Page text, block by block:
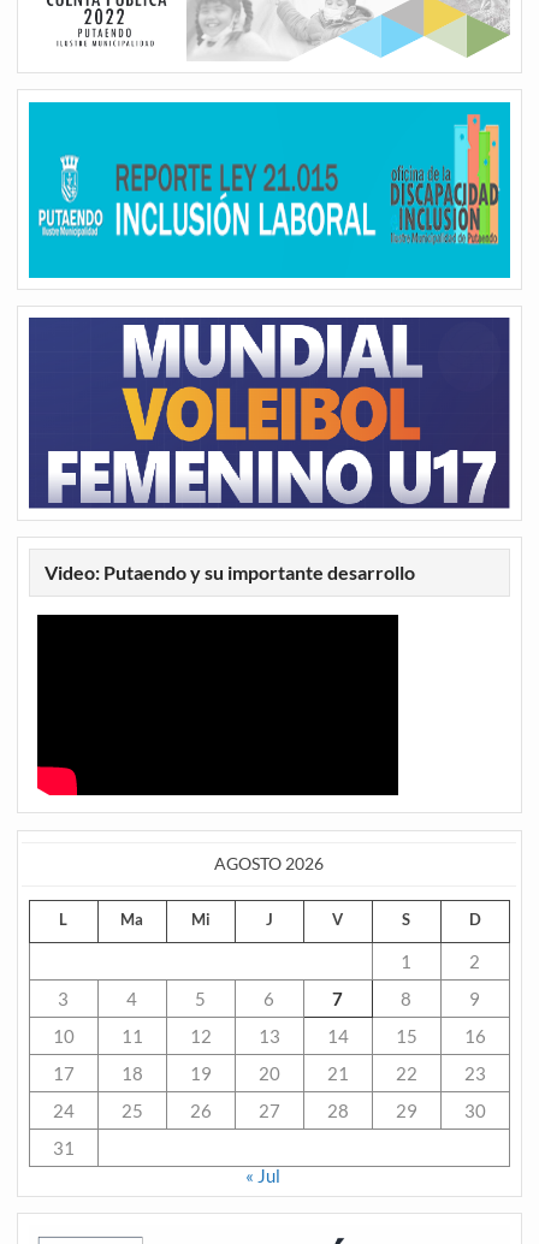
Video: Putaendo y su importante desarrollo
AGOSTO 2026
L Ma Mi J V S D
1
2
3
4 5 6 7 8
9
10
11 12 13 14 15
16
17
18 19 20 21 22
23
24
25 26 27 28 29
30
31
« Jul